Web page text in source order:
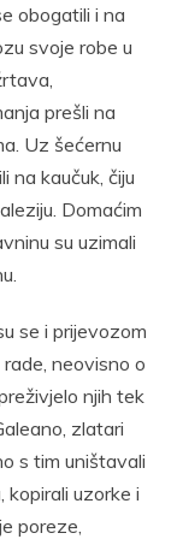
obogatili i na
svoje robe u
prešli na
Uz šećernu
na kaučuk, čiju
Domaćim
su uzimali
se i prijevozom
neovisno o
njih tek
zlatari
s tim uništavali
kopirali uzorke i
poreze,